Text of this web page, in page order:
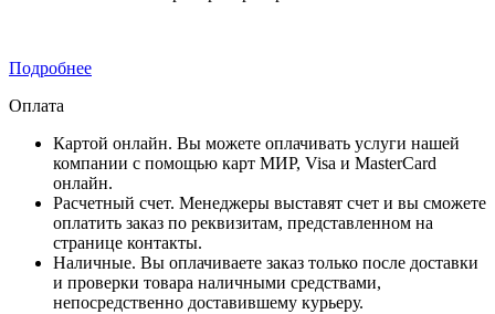
Подробнее
Оплата
Картой онлайн. Вы можете оплачивать услуги нашей
компании с помощью карт МИР, Visa и MasterCard
онлайн.
Расчетный счет. Менеджеры выставят счет и вы сможете
оплатить заказ по реквизитам, представленном на
странице контакты.
Наличные. Вы оплачиваете заказ только после доставки
и проверки товара наличными средствами,
непосредственно доставившему курьеру.